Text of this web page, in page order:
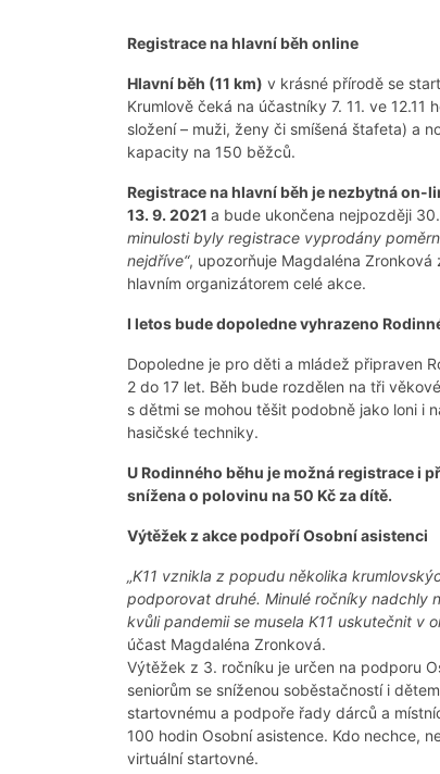
Registrace na hlavní běh online
Hlavní běh (11 km) v krásné přírodě se
Krumlově čeká na účastníky 7. 11. ve
složení – muži, ženy či smíšená štafeta) a
kapacity na 150 běžců.
Registrace na hlavní běh je nezbytná on-
13. 9. 2021 a bude ukončena nejpozději
minulosti byly registrace vyprodány
nejdříve“, upozorňuje Magdaléna
hlavním organizátorem celé akce.
I letos bude dopoledne vyhrazeno
Dopoledne je pro děti a mládež připraven
2 do 17 let. Běh bude rozdělen na tři
s dětmi se mohou těšit podobně jako loni i
hasičské techniky.
U Rodinného běhu je možná registrace i
snížena o polovinu na 50 Kč za dítě.
Výtěžek z akce podpoří Osobní asistenci
„K11 vznikla z popudu několika
podporovat druhé. Minulé ročníky nadchly
kvůli pandemii se musela K11 uskutečnit v
účast Magdaléna Zronková.
Výtěžek z 3. ročníku je určen na podporu
seniorům se sníženou soběstačností i
startovnému a podpoře řady dárců a
100 hodin Osobní asistence. Kdo nechce,
virtuální startovné.